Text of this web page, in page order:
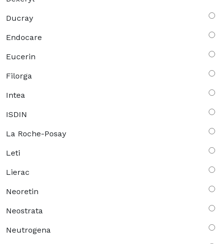
Ducray
Endocare
Eucerin
Filorga
Intea
ISDIN
La Roche-Posay
Leti
Lierac
Neoretin
Neostrata
Neutrogena